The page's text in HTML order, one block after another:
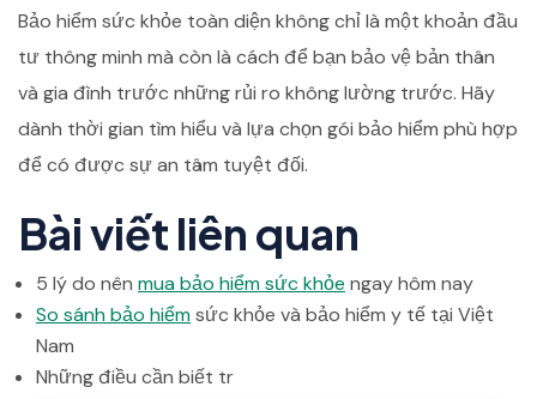
Bảo hiểm sức khỏe toàn diện không chỉ là một khoản đầu
tư thông minh mà còn là cách để bạn bảo vệ bản thân
và gia đình trước những rủi ro không lường trước. Hãy
dành thời gian tìm hiểu và lựa chọn gói bảo hiểm phù hợp
để có được sự an tâm tuyệt đối.
Bài viết liên quan
5 lý do nên mua bảo hiểm sức khỏe ngay hôm nay
So sánh bảo hiểmsức khỏe và bảo hiểm y tế tại Việt
Nam
Những điều cần biết tr